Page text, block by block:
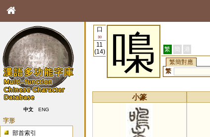
中文 ENG
字形
部首索引
口
30
11
(14)
嘄 繁 簡 港
繁簡對應
繁
小篆